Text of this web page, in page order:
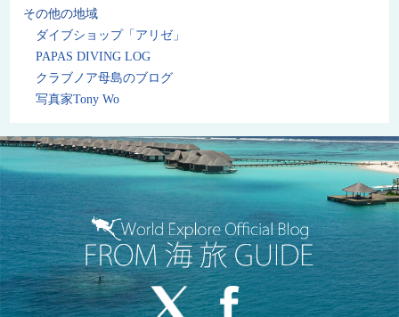
その他の地域
ダイブショップ「アリゼ」
PAPAS DIVING LOG
クラブノア母島のブログ
写真家Tony Wo